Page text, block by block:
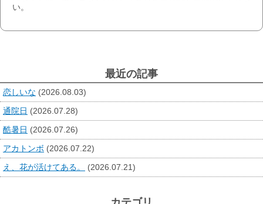
い。
最近の記事
恋しいな (2026.08.03)
通院日 (2026.07.28)
酷暑日 (2026.07.26)
アカトンボ (2026.07.22)
え、花が活けてある。
(2026.07.21)